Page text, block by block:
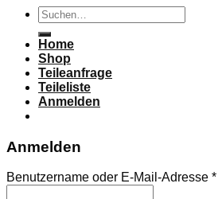
Suchen
nach:
Home
Shop
Teileanfrage
Teileliste
Anmelden
Anmelden
Benutzername oder E-Mail-Adresse *